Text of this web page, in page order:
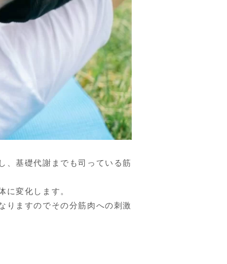
、基礎代謝までも司っている筋
に変化します。
りますのでその分筋肉への刺激